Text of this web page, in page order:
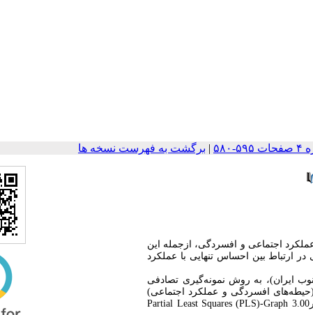
| برگشت به فهرست نسخه ها
اجتماعی و افسردگی، از‌جمله این
ارتباط بین احساس تنهایی با عملکرد
شهر بوشهر (جنوب ایران)، به روش نمونه‌گیری تصادفی
افسردگی و عملکرد اجتماعی)
استفاده شد. برای تحلیل داده‌ها از مدل معادلات ساختاری با روش حداقل مربعات جزئی و برای آزمون مدل از نرم‌افزارPartial Least Squares (PLS)-Graph 3.00